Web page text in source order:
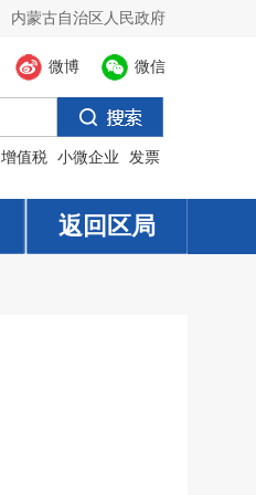
内蒙古自治区人民政府
微信
微博
增值税 小微企业 发票
返回区局